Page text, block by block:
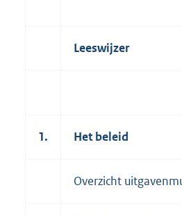
Leeswijzer
1. Het beleid
Overzicht